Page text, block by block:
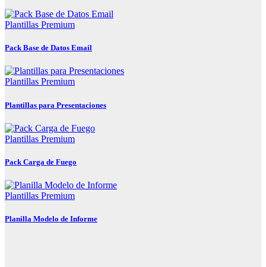
Plantillas Premium
Pack Base de Datos Email
Plantillas Premium
Plantillas para Presentaciones
Plantillas Premium
Pack Carga de Fuego
Plantillas Premium
Planilla Modelo de Informe